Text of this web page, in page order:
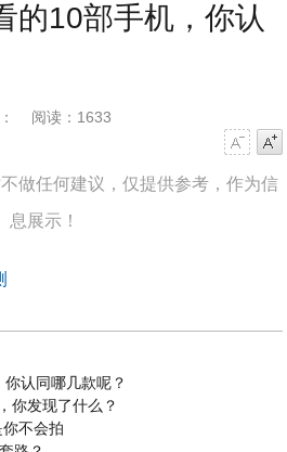
的10部手机，你认
阅读：1633
做任何建议，仅提供参考，作为信
息展示！
认同哪几款呢？
你发现了什么？
不会拍